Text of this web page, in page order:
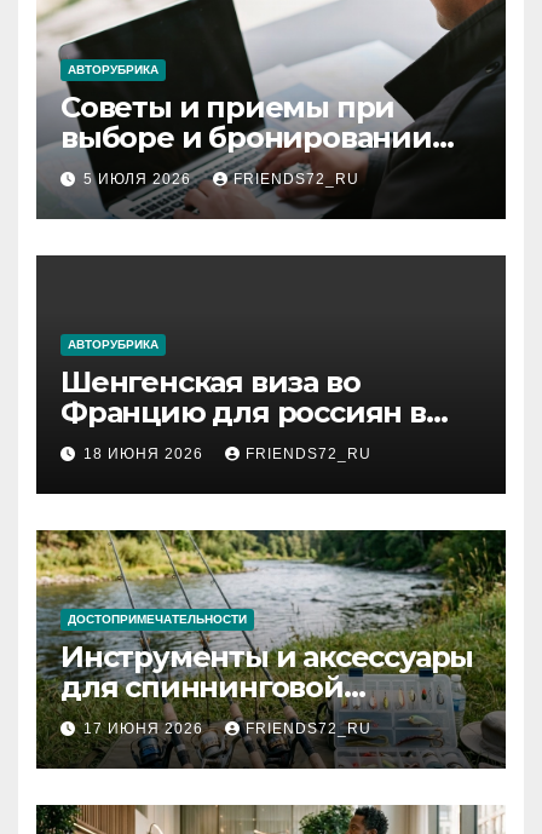
ki
АВТОРУБРИКА
Советы и приемы при
выборе и бронировании
авиабилетов
5 ИЮЛЯ 2026 FRIENDS72_RU
АВТОРУБРИКА
Шенгенская виза во
Францию для россиян в
2026 году: сроки от 3 дней
и список необходимых
документов
18 ИЮНЯ 2026 FRIENDS72_RU
ДОСТОПРИМЕЧАТЕЛЬНОСТИ
Инструменты и аксессуары
для спиннинговой
рыбалки: назначение и
типы
17 ИЮНЯ 2026 FRIENDS72_RU